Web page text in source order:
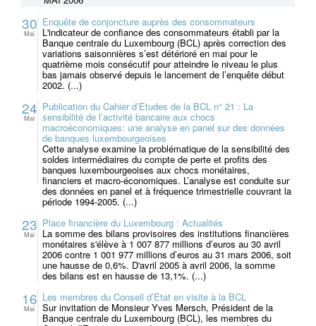
30
Mai
Enquête de conjoncture auprès des consommateurs
L'indicateur de confiance des consommateurs établi par la
Banque centrale du Luxembourg (BCL) après correction des
variations saisonnières s’est détérioré en mai pour le
quatrième mois consécutif pour atteindre le niveau le plus
bas jamais observé depuis le lancement de l’enquête début
2002. (...)
24
Mai
Publication du Cahier d’Etudes de la BCL n° 21 : La
sensibilité de l’activité bancaire aux chocs
macroéconomiques: une analyse en panel sur des données
de banques luxembourgeoises
Cette analyse examine la problématique de la sensibilité des
soldes intermédiaires du compte de perte et profits des
banques luxembourgeoises aux chocs monétaires,
financiers et macro-économiques. L’analyse est conduite sur
des données en panel et à fréquence trimestrielle couvrant la
période 1994-2005. (...)
23
Mai
Place financière du Luxembourg : Actualités
La somme des bilans provisoires des institutions financières
monétaires s'élève à 1 007 877 millions d’euros au 30 avril
2006 contre 1 001 977 millions d’euros au 31 mars 2006, soit
une hausse de 0,6%. D'avril 2005 à avril 2006, la somme
des bilans est en hausse de 13,1%. (...)
16
Mai
Les membres du Conseil d’Etat en visite à la BCL
Sur invitation de Monsieur Yves Mersch, Président de la
Banque centrale du Luxembourg (BCL), les membres du